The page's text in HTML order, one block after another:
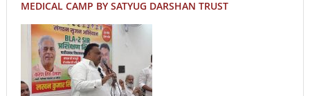
MEDICAL CAMP BY SATYUG DARSHAN TRUST